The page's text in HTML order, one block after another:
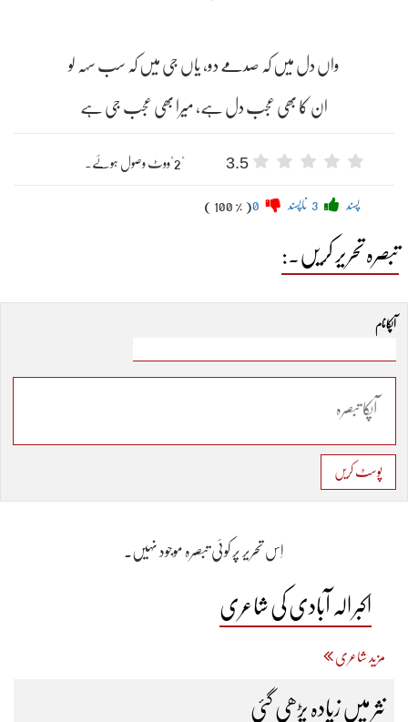
واں دل میں کہ صدمے دو، یاں جی میں کہ سب سہہ لو
ان کا بھی عجب دل ہے، میرا بھی عجب جی ہے
3.5 "2"ووٹ وصول ہوئے۔
پسند ناپسند ( 100 % )
تبصرہ تحریر کریں۔:
آپکا نام
پوسٹ کریں
اِس تحریر پر کوئی تبصرہ موجود نہیں۔
اکبر الہ آبادی کی شاعری
مزید شاعری
نثر میں زیادہ پڑھی گئی